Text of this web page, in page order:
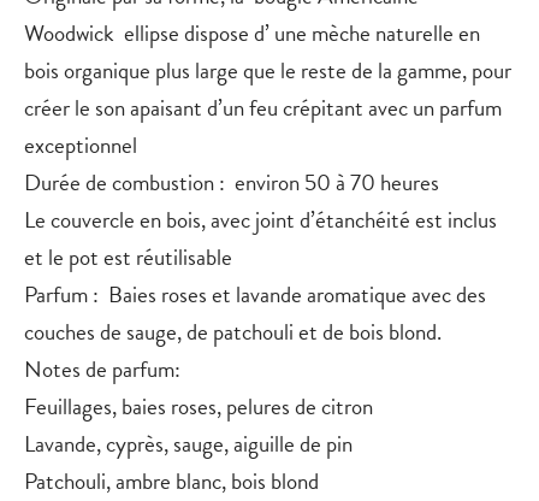
Woodwick ellipsedispose d’ une mèche naturelle en
bois organique plus large que le reste de la gamme, pour
créer le son apaisant d’un feu crépitant avec un parfum
exceptionnel
Durée de combustion : environ 50 à 70 heures
Le couvercle en bois, avec joint d’étanchéité est inclus
et le pot est réutilisable
Parfum: Baies roses et lavande aromatique avec des
couches de sauge, de patchouli et de bois blond.
Notes de parfum:
Feuillages, baies roses, pelures de citron
Lavande, cyprès, sauge, aiguille de pin
Patchouli, ambre blanc, bois blond